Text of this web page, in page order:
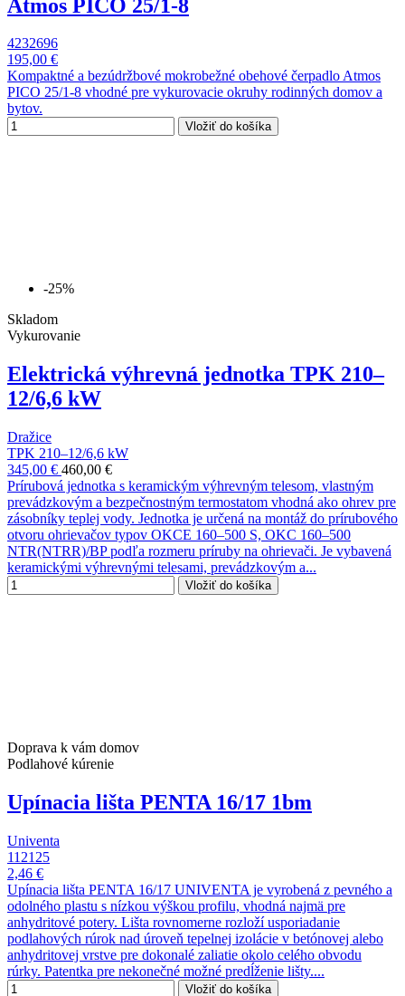
Atmos PICO 25/1-8
4232696
195,00 €
Kompaktné a bezúdržbové mokrobežné obehové čerpadlo Atmos
PICO 25/1-8 vhodné pre vykurovacie okruhy rodinných domov a
bytov.
Vložiť do košíka
-25%
Skladom
Vykurovanie
Elektrická výhrevná jednotka TPK 210–
12/6,6 kW
Dražice
TPK 210–12/6,6 kW
345,00 € 460,00 €
Prírubová jednotka s keramickým výhrevným telesom, vlastným
prevádzkovým a bezpečnostným termostatom vhodná ako ohrev pre
zásobníky teplej vody. Jednotka je určená na montáž do prírubového
otvoru ohrievačov typov OKCE 160–500 S, OKC 160–500
NTR(NTRR)/BP podľa rozmeru príruby na ohrievači. Je vybavená
keramickými výhrevnými telesami, prevádzkovým a...
Vložiť do košíka
Doprava k vám domov
Podlahové kúrenie
Upínacia lišta PENTA 16/17 1bm
Univenta
112125
2,46 €
Upínacia lišta PENTA 16/17 UNIVENTA je vyrobená z pevného a
odolného plastu s nízkou výškou profilu, vhodná najmä pre
anhydritové potery. Lišta rovnomerne rozloží usporiadanie
podlahových rúrok nad úroveň tepelnej izolácie v betónovej alebo
anhydritovej vrstve pre dokonalé zaliatie okolo celého obvodu
rúrky. Patentka pre nekonečné možné predĺženie lišty....
Vložiť do košíka